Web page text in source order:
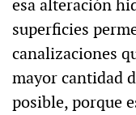
esa alteración
superficies
canalizaciones
mayor cantidad
posible, porque